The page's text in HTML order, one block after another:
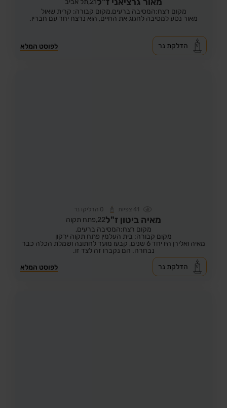
21, תל אביב
מקום רצח:המסיבה ברעים,מקום קבורה: קרית שאול
מאור נסע למסיבה לחגוג את החיים, הוא נרצח יחד עם חבריו.
לפוסט המלא הדלקת נר
41 צפיות 0 הדליקו נר
מאיה ביטון ז"ל22, פתח תקוה
מקום רצח:המסיבה ברעים,
מקום קבורה: בית העלמין פתח תקוה ירקון
מאיה ואלירן היו יחד 6 שנים, קבעו מועד לחתונה ושמלת הכלה כבר
נבחרה. הם נקברו זה לצד זו.
לפוסט המלא
הדלקת נר